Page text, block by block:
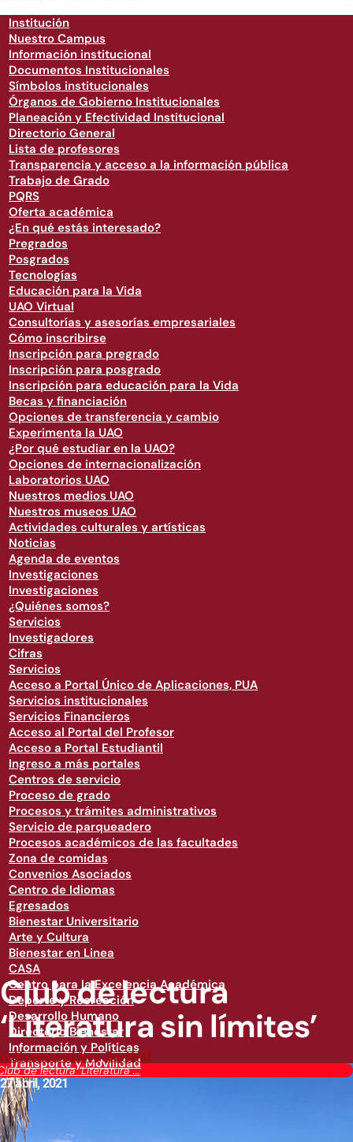
Institución
Nuestro Campus
Información institucional
Documentos Institucionales
Símbolos institucionales
Órganos de Gobierno Institucionales
Planeación y Efectividad Institucional
Directorio General
Lista de profesores
Transparencia y acceso a la información pública
Trabajo de Grado
PQRS
Oferta académica
¿En qué estás interesado?
Pregrados
Posgrados
Tecnologías
Educación para la Vida
UAO Virtual
Consultorías y asesorías empresariales
Cómo inscribirse
Inscripción para pregrado
Inscripción para posgrado
Inscripción para educación para la Vida
Becas y financiación
Opciones de transferencia y cambio
Experimenta la UAO
¿Por qué estudiar en la UAO?
Opciones de internacionalización
Laboratorios UAO
Nuestros medios UAO
Nuestros museos UAO
Actividades culturales y artísticas
Noticias
Agenda de eventos
Investigaciones
Investigaciones
¿Quiénes somos?
Servicios
Investigadores
Cifras
Servicios
Acceso a Portal Único de Aplicaciones, PUA
Servicios institucionales
Servicios Financieros
Acceso al Portal del Profesor
Acceso a Portal Estudiantil
Ingreso a más portales
Centros de servicio
Proceso de grado
Procesos y trámites administrativos
Servicio de parqueadero
Procesos académicos de las facultades
Zona de comidas
Convenios Asociados
Centro de Idiomas
Egresados
Bienestar Universitario
Arte y Cultura
Bienestar en Linea
CASA
Centro para la Excelencia Académica
Deporte y Recreación
Desarrollo Humano
Directorio Bienestar
Información y Políticas
Transporte y Movilidad
de lectura ‘Literatura ...
Club de lectura
‘Literatura sin límites’
Autónoma en Línea,Soy UAO
27 abril, 2021